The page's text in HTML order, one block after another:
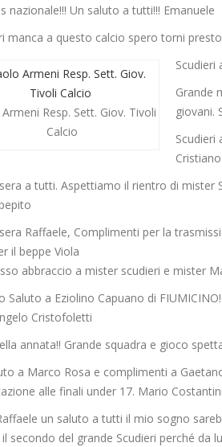
nazionale!!! Un saluto a tutti!!! Emanuele
manca a questo calcio spero torni
Resp. Sett. Giov. Tivoli
Calcio
Scudieri
Grande
giovani.
Scudieri
a tutti. Aspettiamo il rientro di
Raffaele, Complimenti per la
il beppe Viola
abbraccio a mister scudieri e mister
Saluto a Eziolino Capuano di
Cristofoletti
annata!! Grande squadra e gioco
a Marco Rosa e complimenti a
alle finali under 17. Mario Costantini
un saluto a tutti il mio sogno
il secondo del grande Scudieri perché da